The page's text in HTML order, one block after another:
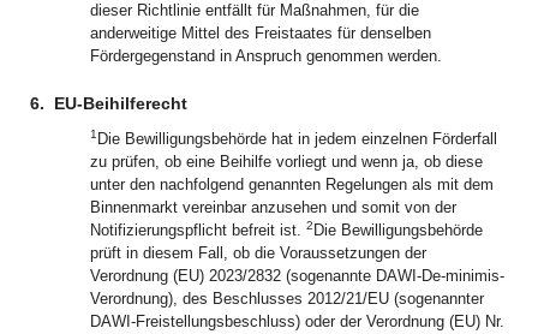
dieser Richtlinie entfällt für Maßnahmen, für die
anderweitige Mittel des Freistaates für denselben
Fördergegenstand in Anspruch genommen werden.
6. EU-Beihilferecht
1 Die Bewilligungsbehörde hat in jedem einzelnen Förderfall
zu prüfen, ob eine Beihilfe vorliegt und wenn ja, ob diese
unter den nachfolgend genannten Regelungen als mit dem
Binnenmarkt vereinbar anzusehen und somit von der
Notifizierungspflicht befreit ist. 2 Die Bewilligungsbehörde
prüft in diesem Fall, ob die Voraussetzungen der
Verordnung (EU) 2023/2832 (sogenannte DAWI-De-minimis-
Verordnung), des Beschlusses 2012/21/EU (sogenannter
DAWI-Freistellungsbeschluss) oder der Verordnung (EU) Nr.